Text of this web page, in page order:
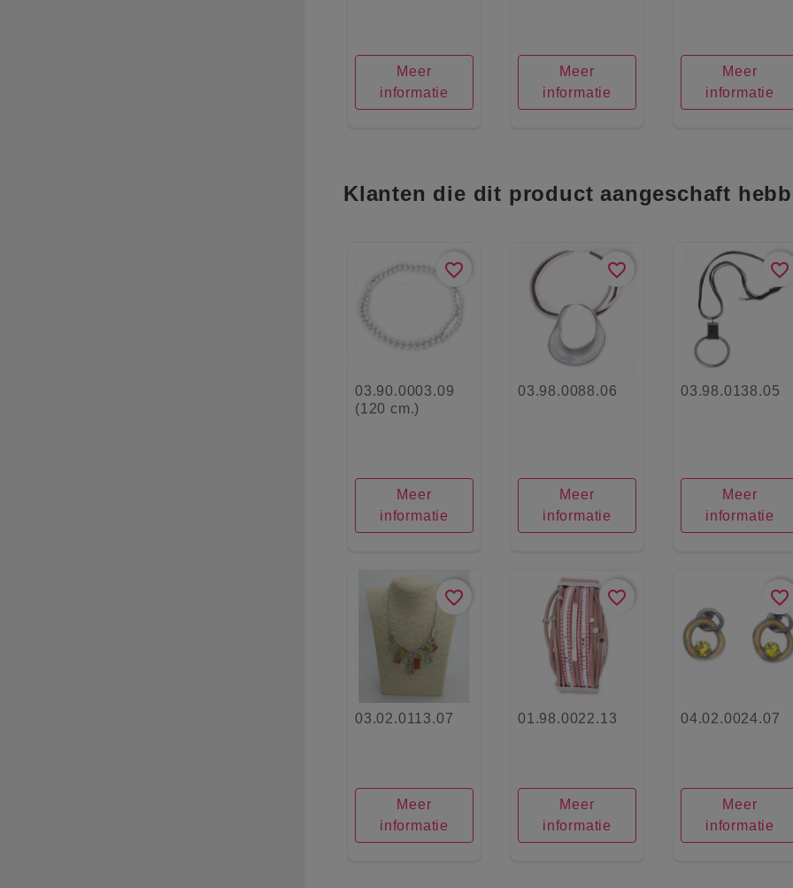
Meer
informatie
Meer
informatie
Meer
informatie
Klanten die dit product aangeschaft
favorite_border
03.90.0003.09
(120 cm.)
Meer
informatie
favorite_border
03.98.0088.06
Meer
informatie
favorite_border
03.98.0138.05
Meer
informatie
favorite_border
03.02.0113.07
Meer
informatie
favorite_border
01.98.0022.13
Meer
informatie
favorite_border
04.02.0024.07
Meer
informatie